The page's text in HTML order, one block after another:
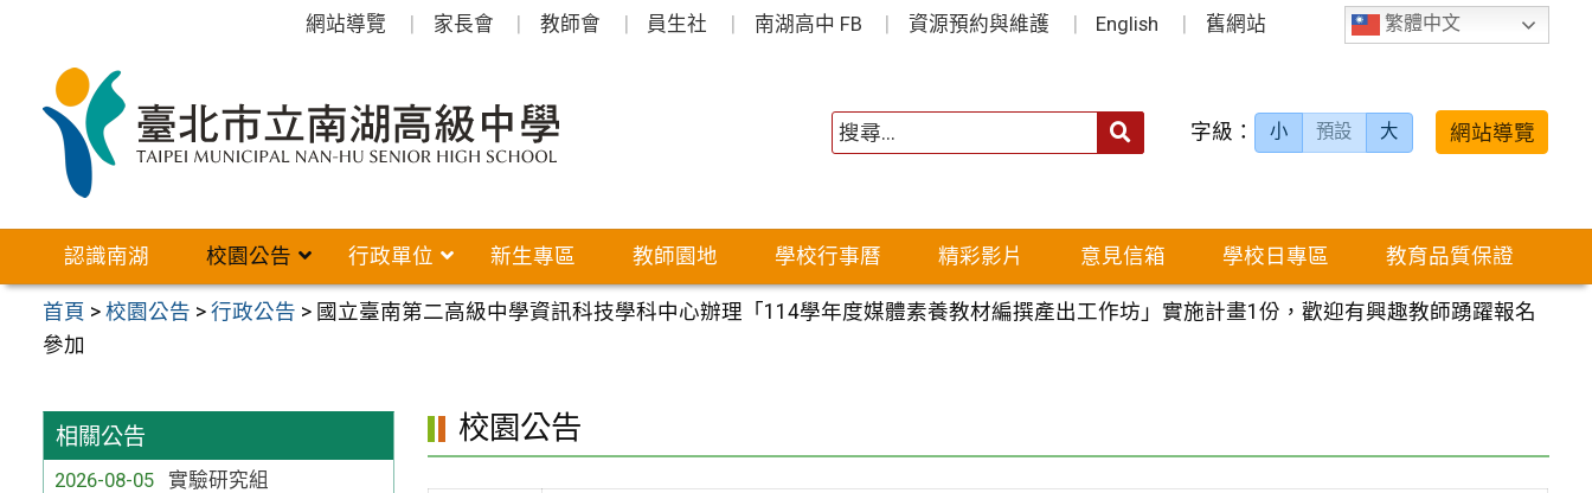
繁體中文
網站導覽 家長會 教師會 員生社 南湖高中 FB 資源預約與維護 English 舊網站
字級： 小 預設 大 網站導覽
認識南湖 校園公告 行政單位 新生專區 教師園地 學校行事曆 精彩影片 意見信箱 學校日專區 教育品質保證
首頁 >校園公告 >行政公告 > 國立臺南第二高級中學資訊科技學科中心辦理「114學年度媒體素養教材編撰產出工作坊」實施計畫1份，歡迎有興趣教師踴躍報名
參加
相關公告
2026-08-05
實驗研究組
校園公告